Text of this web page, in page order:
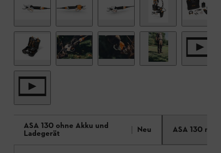
ASA 130 ohne Akku und
Ladegerät Neu ASA 130 mit